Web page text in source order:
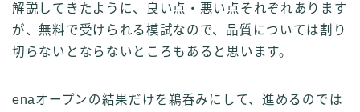
解説してきたように、良い点・悪い点それぞれあります
が、無料で受けられる模試なので、品質については割り
切らないとならないところもあると思います。
enaオープンの結果だけを鵜呑みにして、進めるのでは